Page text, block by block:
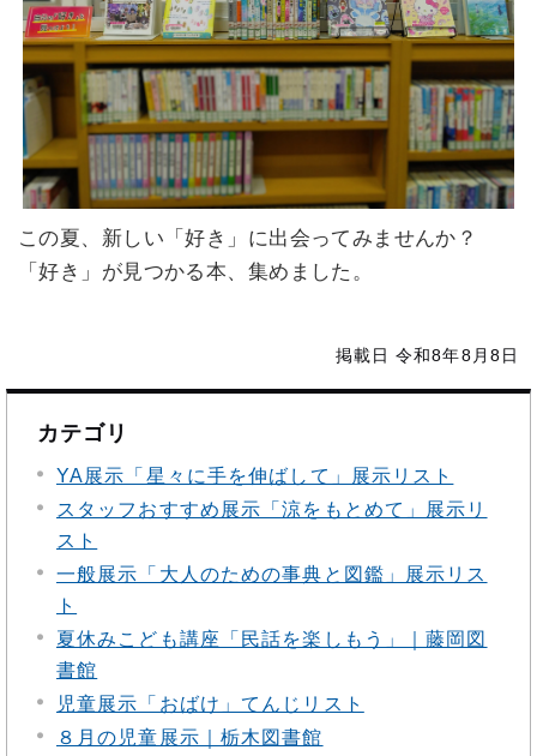
この夏、新しい「好き」に出会ってみませんか？
「好き」が見つかる本、集めました。
掲載日 令和8年8月8日
カテゴリ
YA展示「星々に手を伸ばして」展示リスト
スタッフおすすめ展示「涼をもとめて」展示リ
スト
一般展示「大人のための事典と図鑑」展示リス
ト
夏休みこども講座「民話を楽しもう」｜藤岡図
書館
児童展示「おばけ」てんじリスト
８月の児童展示｜栃木図書館